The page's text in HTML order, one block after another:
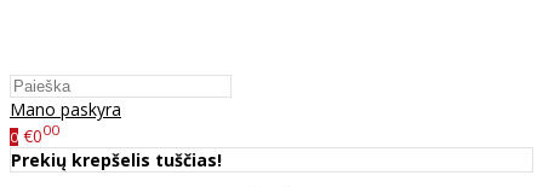
Mano paskyra
0 €000
Prekių krepšelis tuščias!